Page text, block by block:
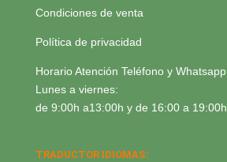
Condiciones de venta
Política de privacidad
Horario Atención Teléfono y Whatsapp
Lunes a viernes:
de 9:00h a13:00h y de 16:00 a 19:00h
TRADUCTOR IDIOMAS: